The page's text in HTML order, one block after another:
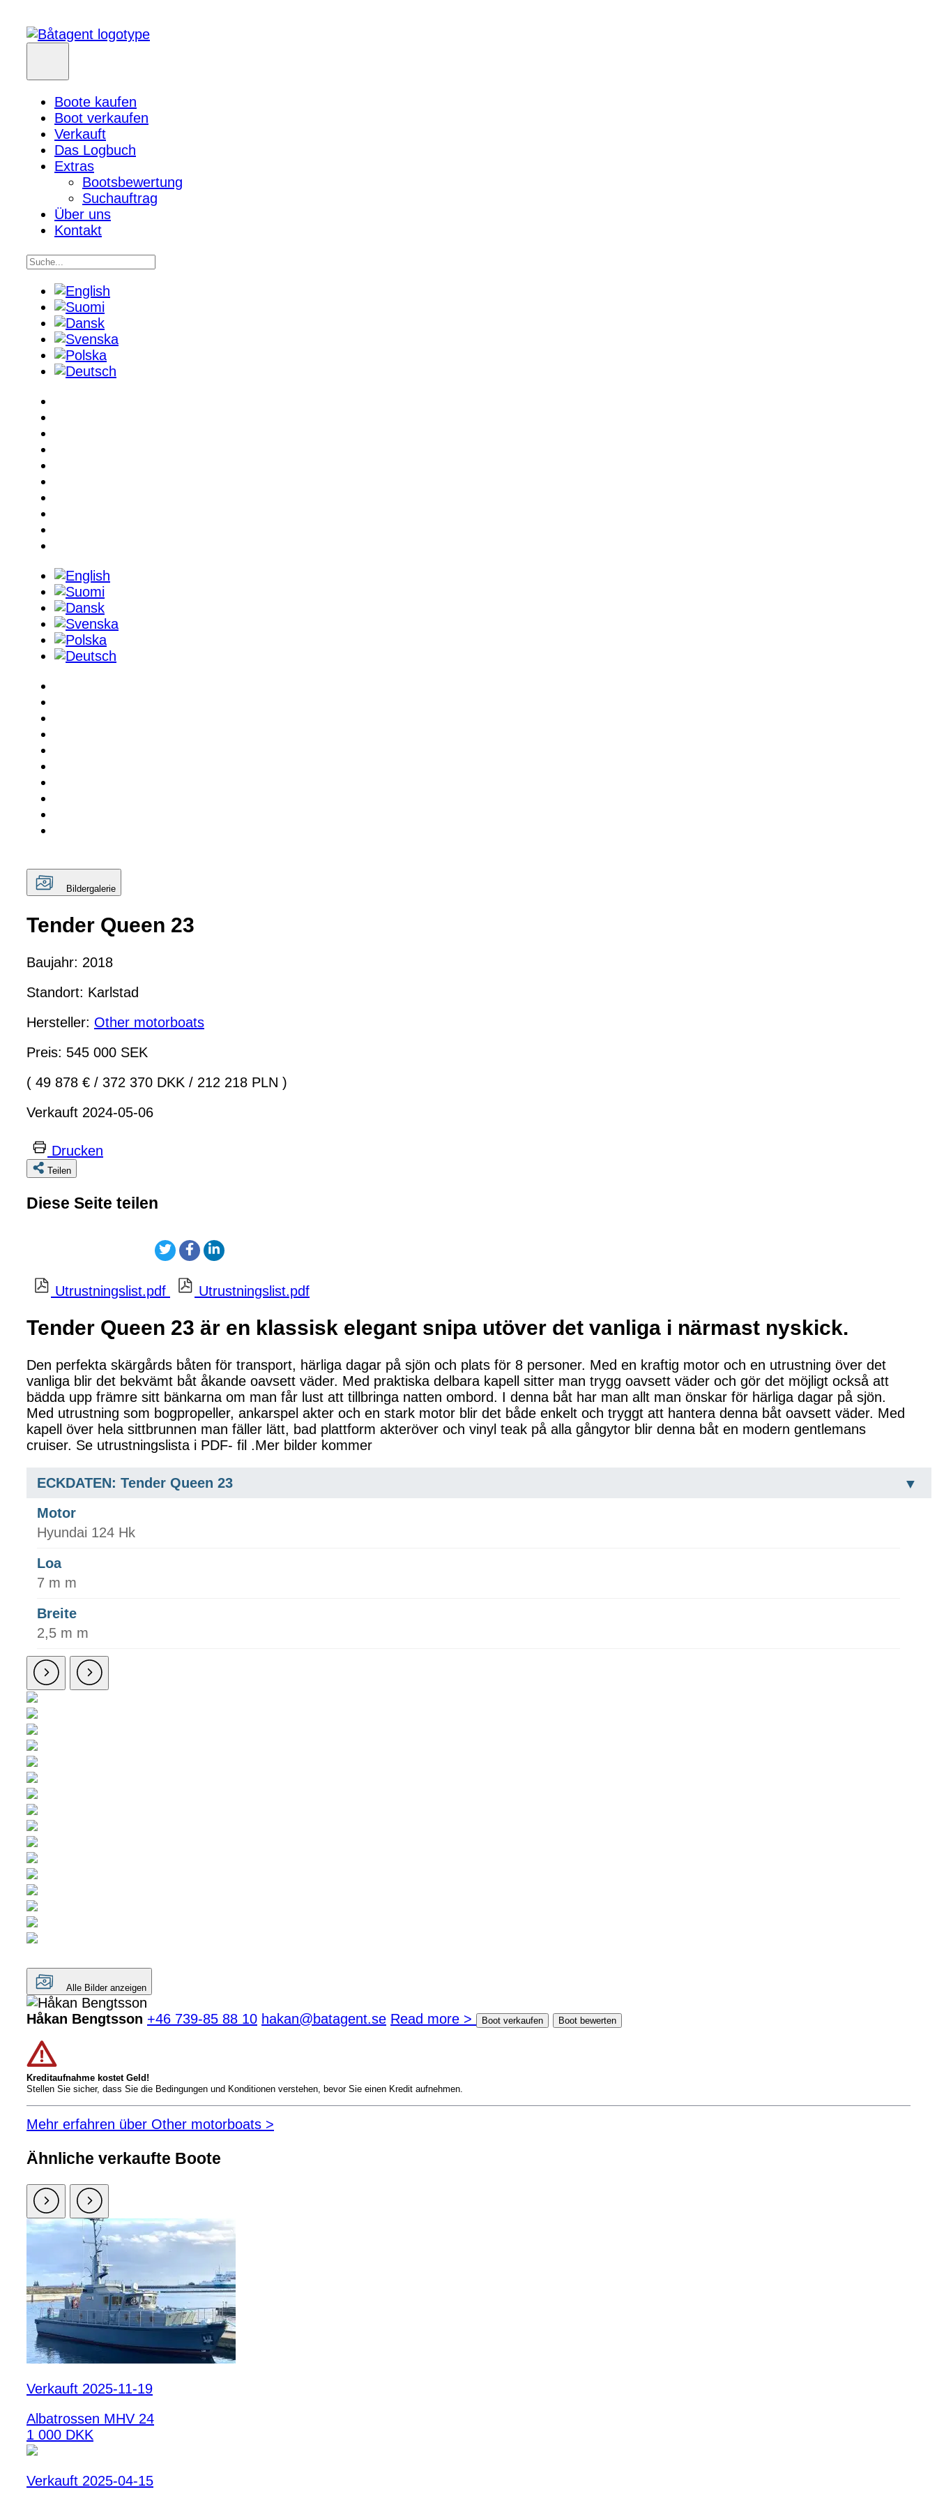
Boote kaufen
Boot verkaufen
Verkauft
Das Logbuch
Extras
Bootsbewertung
Suchauftrag
Über uns
Kontakt
Bildergalerie
Tender Queen 23
Baujahr: 2018
Standort: Karlstad
Hersteller: Other motorboats
Preis: 545 000 SEK
( 49 878 € / 372 370 DKK / 212 218 PLN )
Verkauft 2024-05-06
Drucken
Teilen
Diese Seite teilen
Utrustningslist.pdf Utrustningslist.pdf
Tender Queen 23 är en klassisk elegant snipa utöver det vanliga i närmast nyskick.
Den perfekta skärgårds båten för transport, härliga dagar på sjön och plats för 8 personer. Med en kraftig motor och en utrustning över det
vanliga blir det bekvämt båt åkande oavsett väder. Med praktiska delbara kapell sitter man trygg oavsett väder och gör det möjligt också att
bädda upp främre sitt bänkarna om man får lust att tillbringa natten ombord. I denna båt har man allt man önskar för härliga dagar på sjön.
Med utrustning som bogpropeller, ankarspel akter och en stark motor blir det både enkelt och tryggt att hantera denna båt oavsett väder. Med
kapell över hela sittbrunnen man fäller lätt, bad plattform akteröver och vinyl teak på alla gångytor blir denna båt en modern gentlemans
cruiser. Se utrustningslista i PDF- fil .Mer bilder kommer
ECKDATEN: Tender Queen 23
Motor
Hyundai 124 Hk
Loa
7 m m
Breite
2,5 m m
Alle Bilder anzeigen
Håkan Bengtsson +46 739-85 88 10 hakan@batagent.se Read more > Boot verkaufen Boot bewerten
Kreditaufnahme kostet Geld!
Stellen Sie sicher, dass Sie die Bedingungen und Konditionen verstehen, bevor Sie einen Kredit aufnehmen.
Mehr erfahren über Other motorboats >
Ähnliche verkaufte Boote
Verkauft 2025-11-19
Albatrossen MHV 24
1 000 DKK
Verkauft 2025-04-15